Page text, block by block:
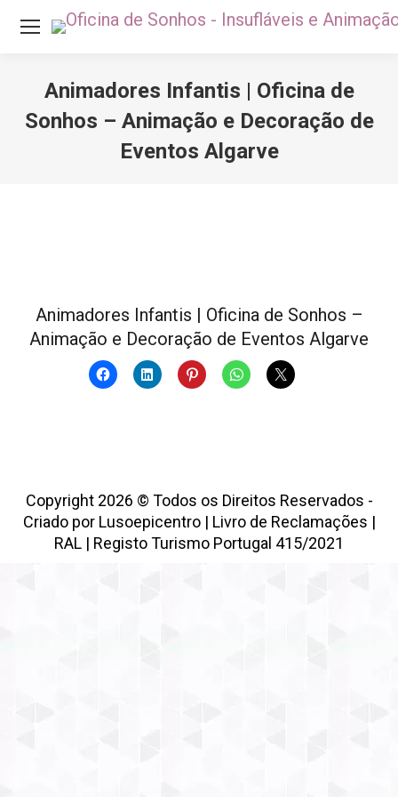
Animadores Infantis | Oficina de
Sonhos – Animação e Decoração de
Eventos Algarve
Animadores Infantis | Oficina de Sonhos –
Animação e Decoração de Eventos Algarve
Copyright 2026 © Todos os Direitos Reservados -
Criado por Lusoepicentro| Livro de Reclamações |
RAL | Registo Turismo Portugal 415/2021